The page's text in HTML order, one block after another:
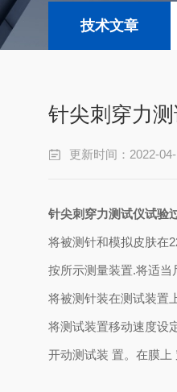
技术文章
针尖刺穿力
更新时间：2022-
针尖刺穿力测试仪试验
将被测针和模拟皮肤在
按所示测量装置.将适当
将被测针装在测试装置
将测试装置移动速度设
开动测试装 置。 在膜上